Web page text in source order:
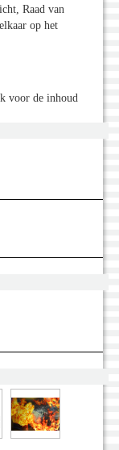
Raad van
op het
voor de inhoud